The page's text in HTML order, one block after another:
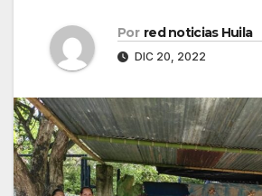
Por red noticias Huila
DIC 20, 2022